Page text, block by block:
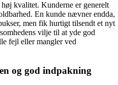
kvalitet. Kunderne er generelt
En kunde nævner endda,
men fik hurtigt tilsendt et nyt
vilje til at yde god
fejl eller mangler ved
og god indpakning